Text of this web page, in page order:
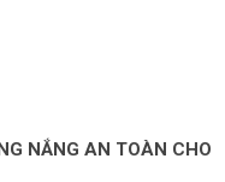
NẮNG AN TOÀN CHO